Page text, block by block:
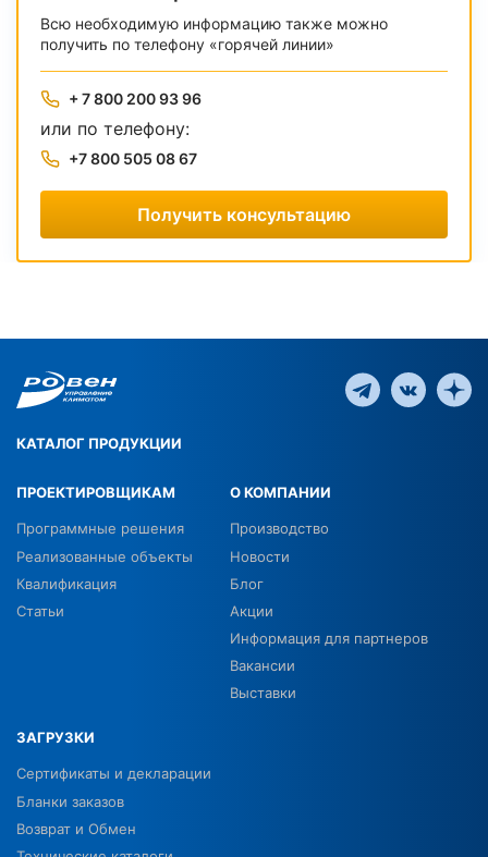
Всю необходимую информацию также можно
получить по телефону «горячей линии»
+ 7 800 200 93 96
или по телефону:
+7 800 505 08 67
Получить консультацию
КАТАЛОГ ПРОДУКЦИИ
ПРОЕКТИРОВЩИКАМ
Программные решения
Реализованные объекты
Квалификация
Статьи
О КОМПАНИИ
Производство
Новости
Блог
Акции
Информация для партнеров
Вакансии
Выставки
ЗАГРУЗКИ
Сертификаты и декларации
Бланки заказов
Возврат и Обмен